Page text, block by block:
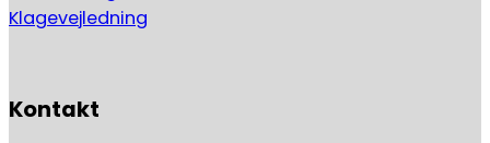
Klagevejledning
Kontakt